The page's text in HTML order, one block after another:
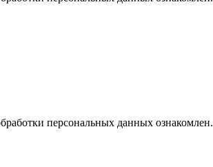
персональных данных ознакомлен.